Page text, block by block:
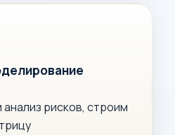
рисков, строим